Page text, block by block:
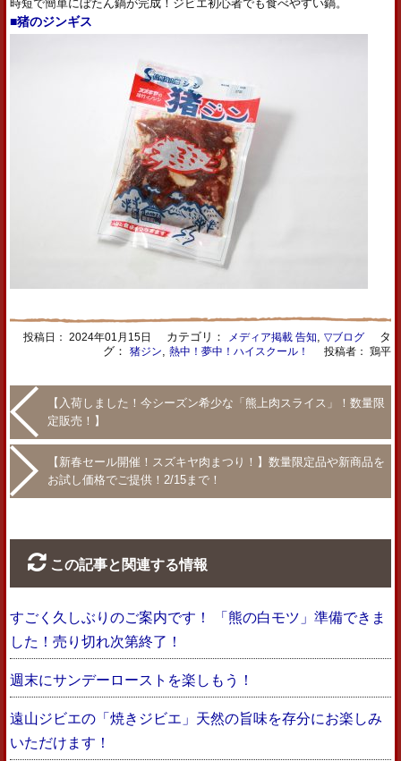
時短で簡単にぼたん鍋が完成！ジビエ初心者でも食べやすい鍋。
■猪のジンギス
投稿日： 2024年01月15日 カテゴリ： メディア掲載 告知, ▽ブログタ
グ： 猪ジン, 熱中！夢中！ハイスクール！ 投稿者： 鶏平
【入荷しました！今シーズン希少な「熊上肉スライス」！数量限
定販売！】
【新春セール開催！スズキヤ肉まつり！】数量限定品や新商品を
お試し価格でご提供！2/15まで！
この記事と関連する情報
すごく久しぶりのご案内です！ 「熊の白モツ」準備できま
した！売り切れ次第終了！
週末にサンデーローストを楽しもう！
遠山ジビエの「焼きジビエ」天然の旨味を存分にお楽しみ
いただけます！